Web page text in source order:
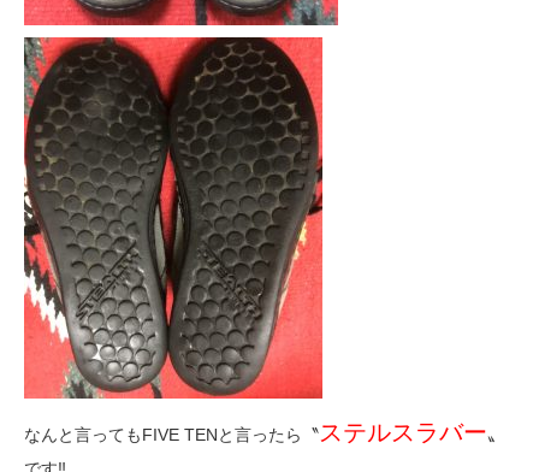
なんと言ってもFIVE TENと言ったら〝ステルスラバー〟
です‼